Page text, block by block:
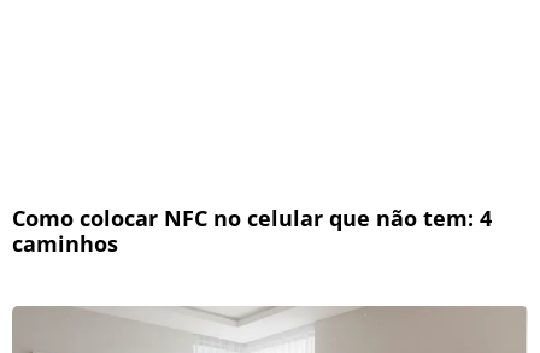
Como colocar NFC no celular que não tem: 4
caminhos